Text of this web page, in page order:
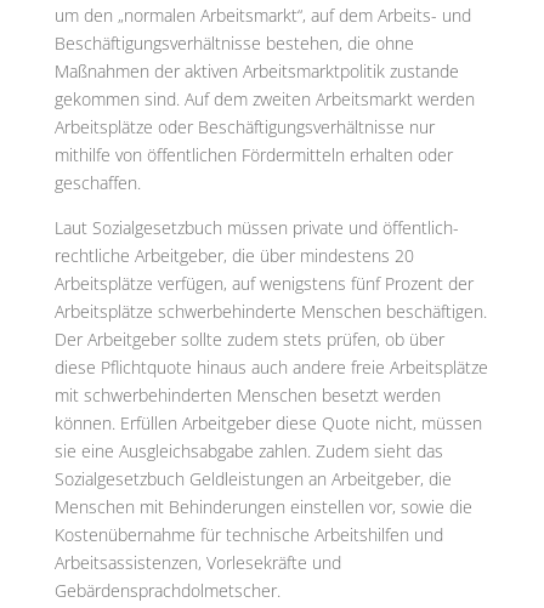
um den „normalen Arbeitsmarkt“, auf dem Arbeits- und
Beschäftigungsverhältnisse bestehen, die ohne
Maßnahmen der aktiven Arbeitsmarktpolitik zustande
gekommen sind. Auf dem zweiten Arbeitsmarkt werden
Arbeitsplätze oder Beschäftigungsverhältnisse nur
mithilfe von öffentlichen Fördermitteln erhalten oder
geschaffen.
Laut Sozialgesetzbuch müssen private und öffentlich-
rechtliche Arbeitgeber, die über mindestens 20
Arbeitsplätze verfügen, auf wenigstens fünf Prozent der
Arbeitsplätze schwerbehinderte Menschen beschäftigen.
Der Arbeitgeber sollte zudem stets prüfen, ob über
diese Pflichtquote hinaus auch andere freie Arbeitsplätze
mit schwerbehinderten Menschen besetzt werden
können. Erfüllen Arbeitgeber diese Quote nicht, müssen
sie eine Ausgleichsabgabe zahlen. Zudem sieht das
Sozialgesetzbuch Geldleistungen an Arbeitgeber, die
Menschen mit Behinderungen einstellen vor, sowie die
Kostenübernahme für technische Arbeitshilfen und
Arbeitsassistenzen, Vorlesekräfte und
Gebärdensprachdolmetscher.